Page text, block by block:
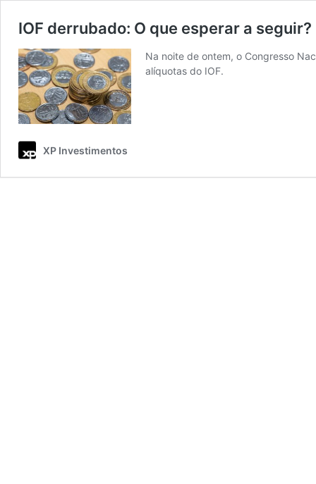
IOF derrubado: O que esperar a seguir?
Na noite de ontem, o Congresso
alíquotas do IOF.
XP Investimentos